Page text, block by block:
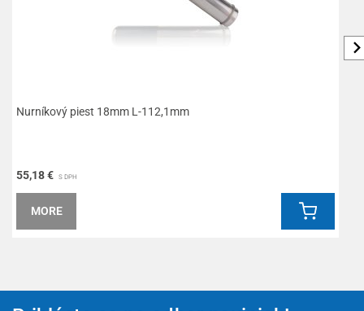
Nurníkový piest 18mm L-112,1mm
55,18 € S DPH
MORE